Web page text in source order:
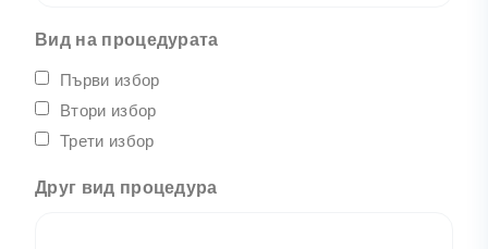
Вид на процедурата
Първи избор
Втори избор
Трети избор
Друг вид процедура